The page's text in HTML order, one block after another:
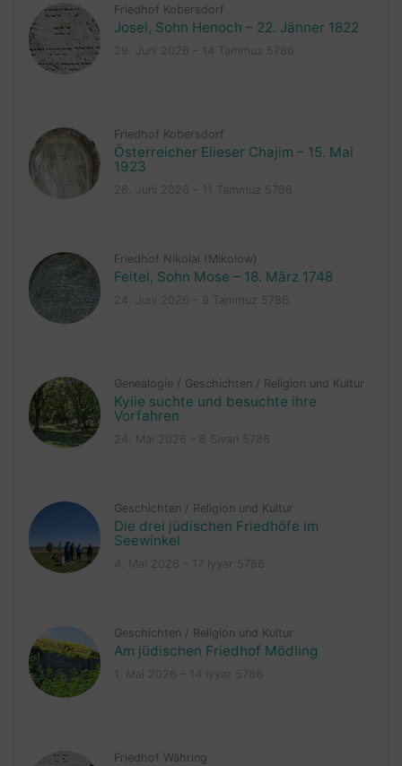
Friedhof Kobersdorf
Josel, Sohn Henoch – 22. Jänner 1822
Friedhof Kobersdorf
Österreicher Elieser Chajim – 15. Mai
1923
Friedhof Nikolai (Mikolow)
Feitel, Sohn Mose – 18. März 1748
Genealogie / Geschichten / Religion und Kultur
Kylie suchte und besuchte ihre
Vorfahren
Geschichten / Religion und Kultur
Die drei jüdischen Friedhöfe im
Seewinkel
Geschichten / Religion und Kultur
Am jüdischen Friedhof Mödling
Friedhof Währing